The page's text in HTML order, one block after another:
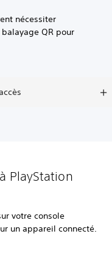
nécessiter
QR pour
PlayStation
votre console
un appareil connecté.